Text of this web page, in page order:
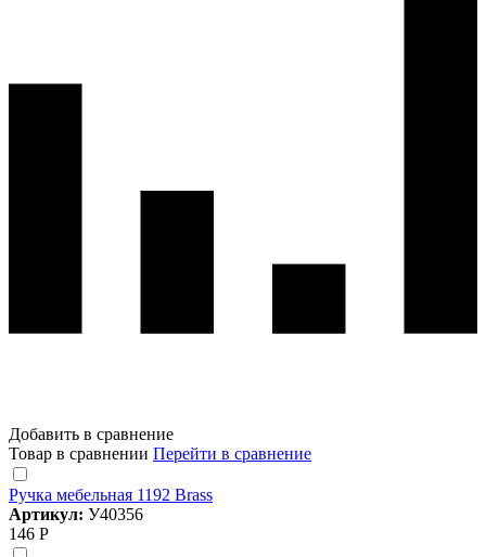
Добавить в сравнение
Товар в сравнении Перейти в сравнение
Ручка мебельная 1192 Brass
Артикул: У40356
146 Р